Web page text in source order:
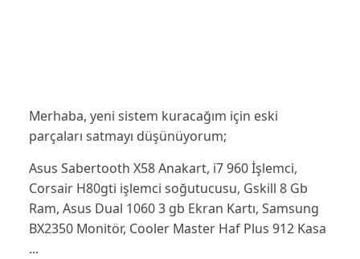
Merhaba, yeni sistem kuracağım için eski
parçaları satmayı düşünüyorum;
Asus Sabertooth X58 Anakart, i7 960 İşlemci,
Corsair H80gti işlemci soğutucusu, Gskill 8 Gb
Ram, Asus Dual 1060 3 gb Ekran Kartı, Samsung
BX2350 Monitör, Cooler Master Haf Plus 912 Kasa
...